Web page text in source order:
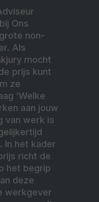
Ons
non-
Als
mocht
prijs kunt
ze
‘Welke
aan jouw
van werk is
In het kader
richt de
het begrip
deze
werkgever